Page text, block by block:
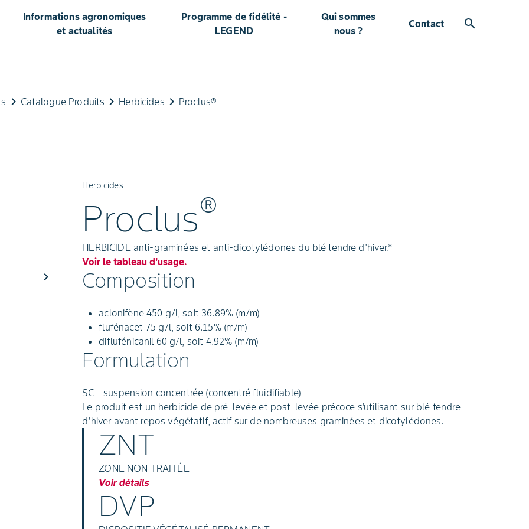
Informations agronomiques
et actualités
Programme de fidélité -
LEGEND
Qui sommes
nous ?
Contact search
keyboard_arrow_right Catalogue Produits keyboard_arrow_right Herbicides keyboard_arrow_right Proclus®
chevron_right
Herbicides
Proclus®
HERBICIDE anti-graminées et anti-dicotylédones du blé tendre d'hiver.*
Voir le tableau d'usage.
Composition
aclonifène 450 g/l, soit 36.89% (m/m)
flufénacet 75 g/l, soit 6.15% (m/m)
diflufénicanil 60 g/l, soit 4.92% (m/m)
Formulation
SC - suspension concentrée (concentré fluidifiable)
Le produit est un herbicide de pré-levée et post-levée précoce s'utilisant sur blé tendre
d'hiver avant repos végétatif, actif sur de nombreuses graminées et dicotylédones.
ZNT
ZONE NON TRAITÉE
Voir détails
DVP